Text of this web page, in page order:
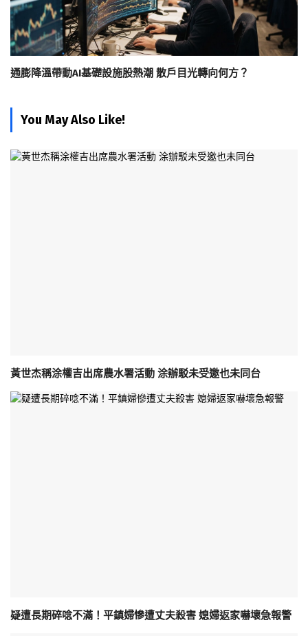
通膨降溫帶動AI基礎設施股熱潮 散戶目光轉向何方？
You May Also Like!
黃世杰稱涂權吉出席農水署活動 涂辦駁未受邀也未同台
疑遭長期碎唸不滿！平鎮婦慘遭丈夫殺害 媳婦返家嚇壞急報警